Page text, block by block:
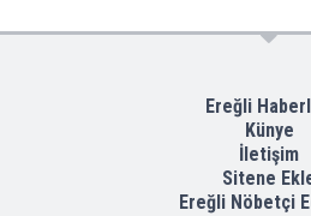
Ereğli
Künye
İletişim
Sitene
Ereğli Nöbetçi